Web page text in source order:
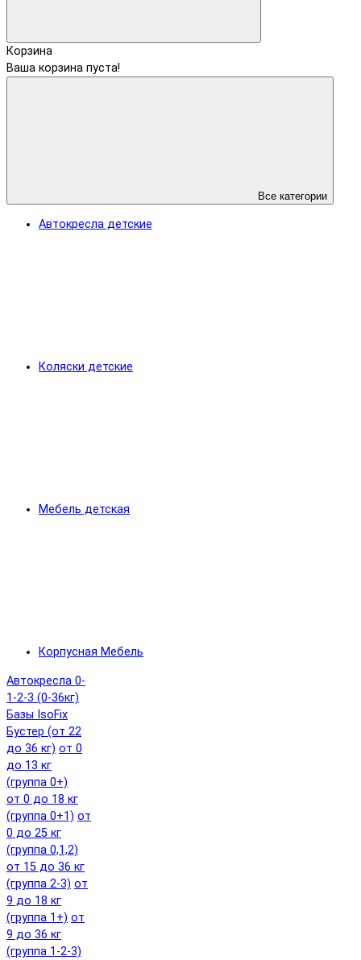
Корзина
Ваша корзина пуста!
Все категории
Автокресла детские
Коляски детские
Мебель детская
Корпусная Мебель
Автокресла 0-
1-2-3 (0-36кг)
Базы IsoFix
Бустер (от 22
до 36 кг) от 0
до 13 кг
(группа 0+)
от 0 до 18 кг
(группа 0+1) от
0 до 25 кг
(группа 0,1,2)
от 15 до 36 кг
(группа 2-3) от
9 до 18 кг
(группа 1+) от
9 до 36 кг
(группа 1-2-3)